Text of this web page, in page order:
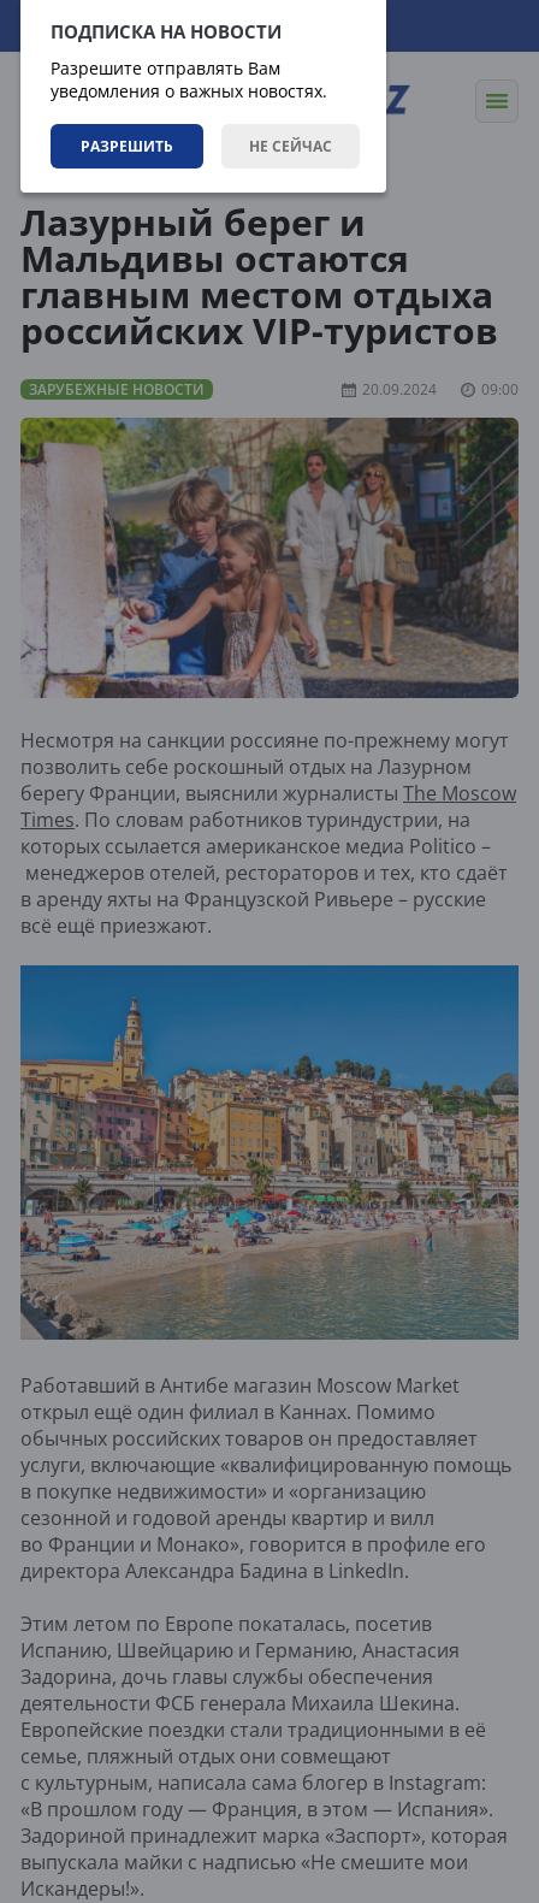
ПОДПИСКА НА НОВОСТИ
Разрешите отправлять Вам
уведомления о важных новостях.
РАЗРЕШИТЬ НЕ СЕЙЧАС
07.08.2026 21:09:47
Лазурный берег и
Мальдивы остаются
главным местом отдыха
российских VIP-туристов
ЗАРУБЕЖНЫЕ НОВОСТИ 20.09.2024 09:00
Несмотря на санкции россияне по-прежнему могут
позволить себе роскошный отдых на Лазурном
берегу Франции, выяснили журналисты The Moscow
Times. По словам работников туриндустрии, на
которых ссылается американское медиа Politico –
менеджеров отелей, рестораторов и тех, кто сдаёт
в аренду яхты на Французской Ривьере – русские
всё ещё приезжают.
Работавший в Антибе магазин Moscow Market
открыл ещё один филиал в Каннах. Помимо
обычных российских товаров он предоставляет
услуги, включающие «квалифицированную помощь
в покупке недвижимости» и «организацию
сезонной и годовой аренды квартир и вилл
во Франции и Монако», говорится в профиле его
директора Александра Бадина в LinkedIn.
Этим летом по Европе покаталась, посетив
Испанию, Швейцарию и Германию, Анастасия
Задорина, дочь главы службы обеспечения
деятельности ФСБ генерала Михаила Шекина.
Европейские поездки стали традиционными в её
семье, пляжный отдых они совмещают
с культурным, написала сама блогер в Instagram:
«В прошлом году — Франция, в этом — Испания».
Задориной принадлежит марка «Заспорт», которая
выпускала майки с надписью «Не смешите мои
Искандеры!».